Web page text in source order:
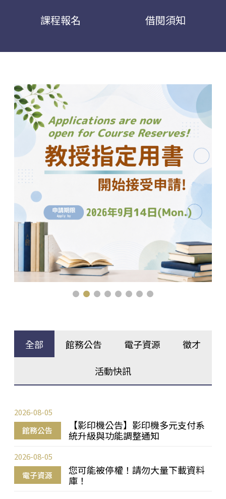
課程報名 借閱須知
全部 館務公告 電子資源 徵才
活動快訊
館務公告
【影印機公告】影印機多元支付系
統升級與功能調整通知
2026-08-05
電子資源
您可能被停權！請勿大量下載資料
庫！
2026-08-05